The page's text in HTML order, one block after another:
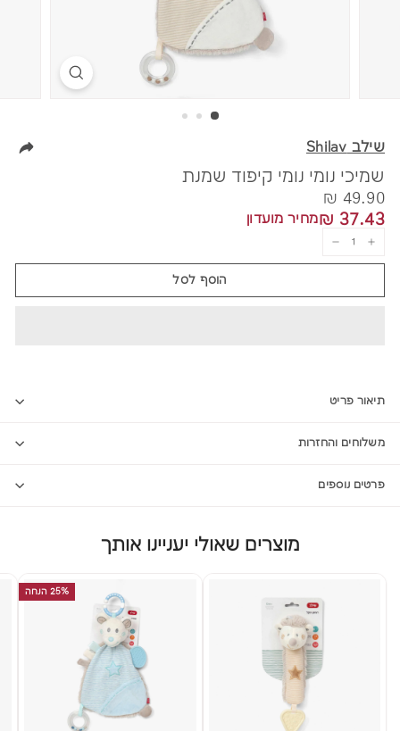
שילב Shilav
שמיכי נומי נומי קיפוד שמנת
מחיר
49.90 ₪
₪
37.43 ₪
37.43
מחיר מועדון
הוסף לסל
תיאור פריט
משלוחים והחזרות
פרטים נוספים
מוצרים שאולי יעניינו אותך
25% הנחה